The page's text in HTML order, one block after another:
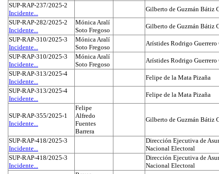
SUP-RAP-237/2025-2
Incidente...
Gilberto de Guzmán Bátiz
SUP-RAP-282/2025-2
Incidente...
Mónica Aralí
Soto Fregoso
Gilberto de Guzmán Bátiz
SUP-RAP-310/2025-3
Incidente...
Mónica Aralí
Soto Fregoso
Arístides Rodrigo Guerrero
SUP-RAP-310/2025-3
Incidente...
Mónica Aralí
Soto Fregoso
Arístides Rodrigo Guerrero
SUP-RAP-313/2025-4
Incidente...
Felipe de la Mata Pizaña
SUP-RAP-313/2025-4
Incidente...
Felipe de la Mata Pizaña
SUP-RAP-355/2025-1
Incidente...
Felipe
Alfredo
Fuentes
Barrera
Gilberto de Guzmán Bátiz
SUP-RAP-418/2025-3
Incidente...
Dirección Ejecutiva de
Nacional Electoral
SUP-RAP-418/2025-3
Incidente...
Dirección Ejecutiva de
Nacional Electoral